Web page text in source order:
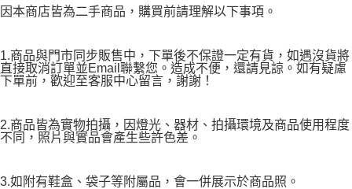
５．嚴禁一人註冊多個帳號或使用他人資訊註冊。若發現惡意使用之情形，
恩沛科技股份有限公司將有權停止該用戶之使用額度並採取法律行動。
因本商店皆為二手商品，購買前請理解以下事項。
1.商品與門市同步販售中，下單後不保證一定有貨，如遇沒貨將
直接取消訂單並Email聯繫您。造成不便，還請見諒。如有疑慮
下單前，歡迎至客服中心留言，謝謝！
2.商品皆為實物拍攝，因燈光、器材、拍攝環境及商品使用程度
不同，照片與實品會產生些許色差。
3.如附有鞋盒、袋子等附屬品，會一併展示於商品照。